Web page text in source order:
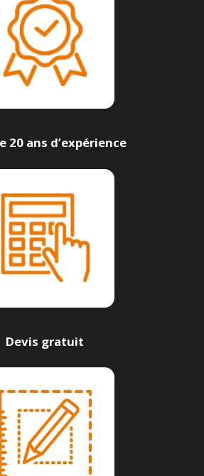
20 ans d’expérience
Devis gratuit